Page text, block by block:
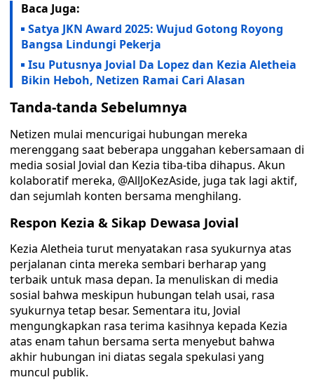
Baca Juga:
Satya JKN Award 2025: Wujud Gotong Royong
Bangsa Lindungi Pekerja
Isu Putusnya Jovial Da Lopez dan Kezia Aletheia
Bikin Heboh, Netizen Ramai Cari Alasan
Tanda-tanda Sebelumnya
Netizen mulai mencurigai hubungan mereka
merenggang saat beberapa unggahan kebersamaan di
media sosial Jovial dan Kezia tiba-tiba dihapus. Akun
kolaboratif mereka, @AllJoKezAside, juga tak lagi aktif,
dan sejumlah konten bersama menghilang.
Respon Kezia & Sikap Dewasa Jovial
Kezia Aletheia turut menyatakan rasa syukurnya atas
perjalanan cinta mereka sembari berharap yang
terbaik untuk masa depan. Ia menuliskan di media
sosial bahwa meskipun hubungan telah usai, rasa
syukurnya tetap besar. Sementara itu, Jovial
mengungkapkan rasa terima kasihnya kepada Kezia
atas enam tahun bersama serta menyebut bahwa
akhir hubungan ini diatas segala spekulasi yang
muncul publik.